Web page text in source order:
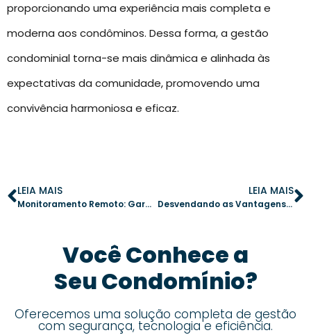
proporcionando uma experiência mais completa e
moderna aos condôminos. Dessa forma, a gestão
condominial torna-se mais dinâmica e alinhada às
expectativas da comunidade, promovendo uma
convivência harmoniosa e eficaz.
LEIA MAIS
Monitoramento Remoto: Garantindo a Segurança dos Condomínios
LEIA MAIS
Desvendando as Vantagens e Desvantagens da Biometria no Condomínio
Você Conhece a
Seu Condomínio?
Oferecemos uma solução completa de gestão
com segurança, tecnologia e eficiência.